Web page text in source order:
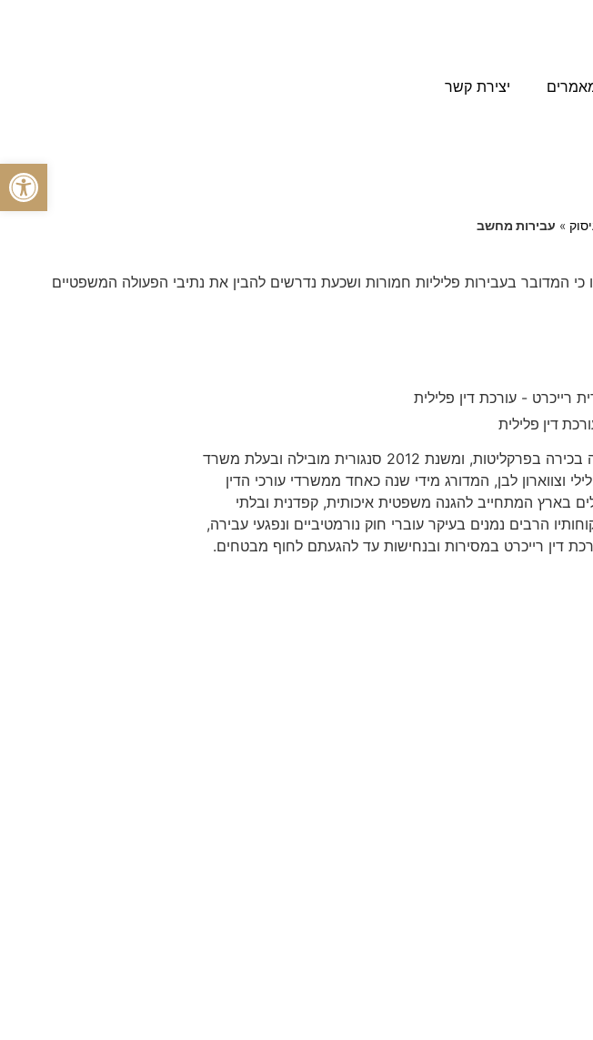
יצירת קשר
» עבירות מחשב
המדובר בעבירות פליליות חמורות ושכעת נדרשים להבין את נתיבי הפעולה המשפטיים
דין פלילית
בעברה פרקליטה בכירה בפרקליטות, ומשנת 2012 סנגורית מובילה ובעלת משרד
וצווארון לבן, המדורג מידי שנה כאחד ממשרדי עורכי הדין
בארץ המתחייב להגנה משפטית איכותית, קפדנית ובלתי
הרבים נמנים בעיקר עוברי חוק נורמטיביים ונפגעי עבירה,
דין רייכרט במסירות ובנחישות עד להגעתם לחוף מבטחים.
פתח